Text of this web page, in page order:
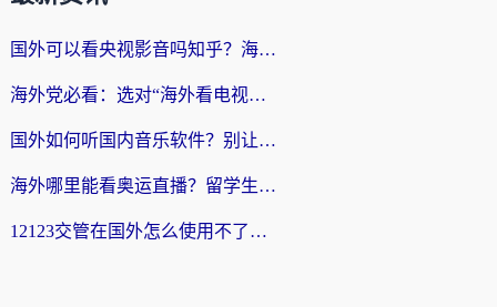
国外可以看央视影音吗知乎？海外党亲测有效的回国加速方案
海外党必看：选对“海外看电视剧软件”，再也不用愁国内剧刷不了
国外如何听国内音乐软件？别让地域限制，断了你的中文歌单
海外哪里能看奥运直播？留学生&海外华人必看的体育赛事观赛终极指南
12123交管在国外怎么使用不了？海外华人必看的无缝访问国内资源指南